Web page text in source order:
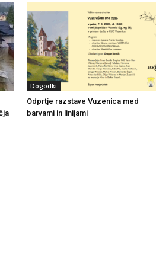
Dogodki
Odprtje razstave Vuzenica med
barvami in linijami